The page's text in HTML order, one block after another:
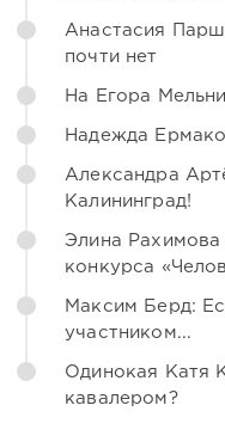
Анастасия
почти нет
На Егора
Надежда
Александра
Калининград!
Элина Рахимова
конкурса
Максим Берд:
участником...
Одинокая Катя
кавалером?